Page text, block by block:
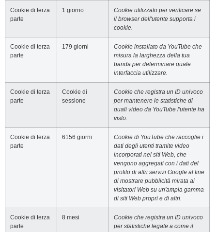
Cookie di terza
parte
1 giorno
Cookie utilizzato per verificare se
il browser dell'utente supporta i
cookie.
Cookie di terza
parte
179 giorni
Cookie installato da YouTube che
misura la larghezza della tua
banda per determinare quale
interfaccia utilizzare.
Cookie di terza
parte
Cookie di
sessione
Cookie che registra un ID univoco
per mantenere le statistiche di
quali video da YouTube l'utente ha
visto.
Cookie di terza
parte
6156 giorni
Cookie di YouTube che raccoglie i
dati degli utenti tramite video
incorporati nei siti Web, che
vengono aggregati con i dati del
profilo di altri servizi Google al fine
di mostrare pubblicità mirata ai
visitatori Web su un'ampia gamma
di siti Web propri e di altri.
Cookie di terza
parte
8 mesi
Cookie che registra un ID univoco
per statistiche legate a come il